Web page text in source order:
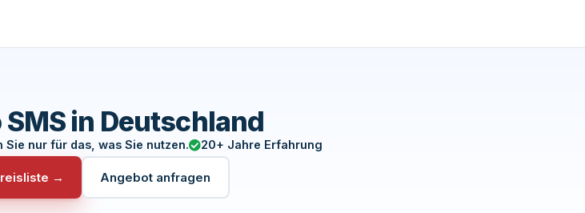
in Deutschland
Sie nur für das, was Sie nutzen. 20+ Jahre Erfahrung
→ Angebot anfragen